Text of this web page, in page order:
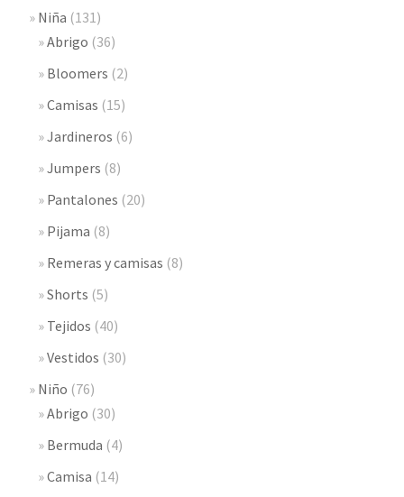
Niña (131)
Abrigo (36)
Bloomers (2)
Camisas (15)
Jardineros (6)
Jumpers (8)
Pantalones (20)
Pijama (8)
Remeras y camisas (8)
Shorts (5)
Tejidos (40)
Vestidos (30)
Niño (76)
Abrigo (30)
Bermuda (4)
Camisa (14)